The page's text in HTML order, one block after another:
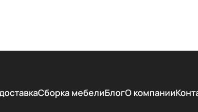
Сборка мебелиБлогО компании